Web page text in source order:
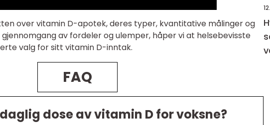
over vitamin D-apotek, deres typer, kvantitative målinger og
av fordeler og ulemper, håper vi at helsebevisste
valg for sitt vitamin D-inntak.
FAQ
dose av vitamin D for voksne?